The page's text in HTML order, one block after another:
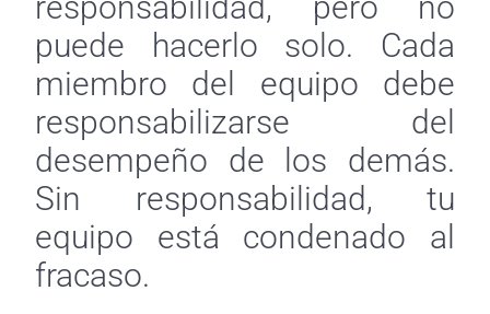
puede hacerlo solo. Cada
miembro del equipo debe
responsabilizarse del
desempeño de los demás.
Sin responsabilidad, tu
equipo está condenado al
fracaso.